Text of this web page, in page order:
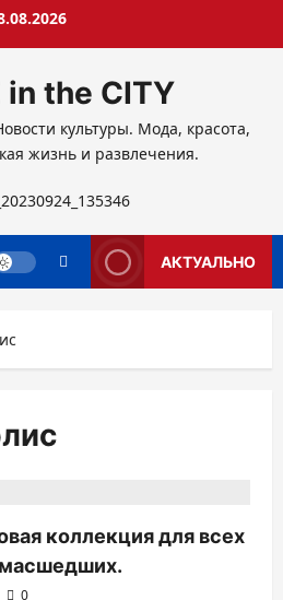
in the CITY
культуры. Мода, красота,
жизнь и развлечения.
АКТУАЛЬНО
коллекция для всех
0